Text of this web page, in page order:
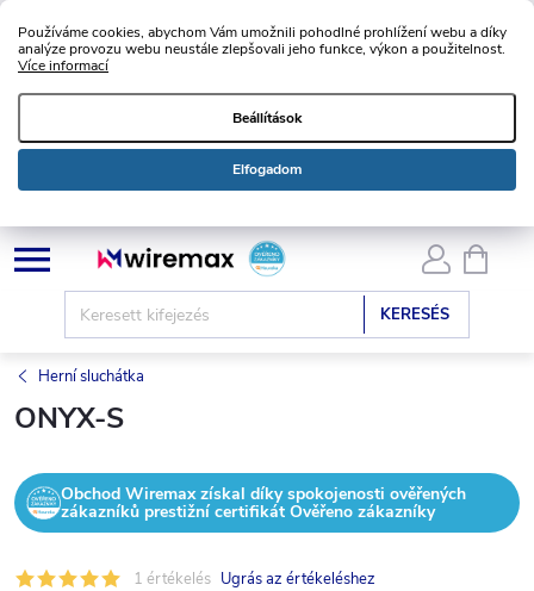
Používáme cookies, abychom Vám umožnili pohodlné prohlížení webu a díky
analýze provozu webu neustále zlepšovali jeho funkce, výkon a použitelnost.
Více informací
Beállítások
Elfogadom
Ugrás
KERESÉS
Herní sluchátka
ONYX-S
Obchod Wiremax získal díky spokojenosti ověřených
zákazníků prestižní certifikát Ověřeno zákazníky
1 értékelés Ugrás az értékeléshez